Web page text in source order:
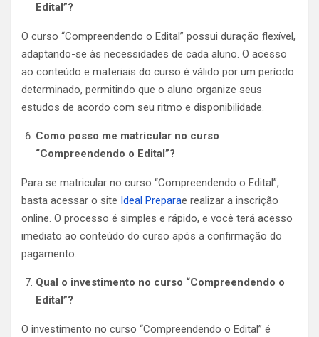
Edital”?
O curso “Compreendendo o Edital” possui duração flexível,
adaptando-se às necessidades de cada aluno. O acesso
ao conteúdo e materiais do curso é válido por um período
determinado, permitindo que o aluno organize seus
estudos de acordo com seu ritmo e disponibilidade.
Como posso me matricular no curso
“Compreendendo o Edital”?
Para se matricular no curso “Compreendendo o Edital”,
basta acessar o site Ideal Preparae realizar a inscrição
online. O processo é simples e rápido, e você terá acesso
imediato ao conteúdo do curso após a confirmação do
pagamento.
Qual o investimento no curso “Compreendendo o
Edital”?
O investimento no curso “Compreendendo o Edital” é